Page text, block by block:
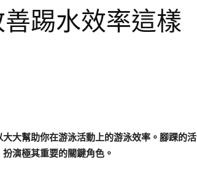
踢水效率這樣
大幫助你在游泳活動上的游泳效率。腳踝的活
演極其重要的關鍵角色。